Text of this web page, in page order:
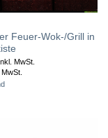
Feuer-Wok-/Grill in
MwSt.